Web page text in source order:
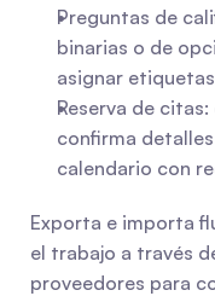
Preguntas de
binarias o de
asignar
Reserva de
confirma
calendario con
Exporta e importa
el trabajo a través
proveedores para